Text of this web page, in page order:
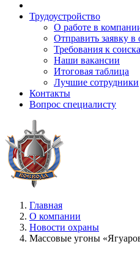
Трудоустройство
О работе в
Отправить заявку в
Требования к
Наши вакансии
Итоговая таблица
Лучшие сотрудники
Контакты
Вопрос специалисту
Главная
О компании
Новости охраны
Массовые угоны